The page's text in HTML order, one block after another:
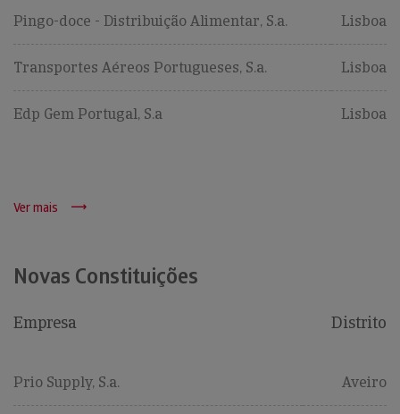
Pingo-doce - Distribuição Alimentar, S.a. Lisboa
Transportes Aéreos Portugueses, S.a. Lisboa
Edp Gem Portugal, S.a Lisboa
Ver mais
Novas Constituições
Empresa Distrito
Prio Supply, S.a. Aveiro